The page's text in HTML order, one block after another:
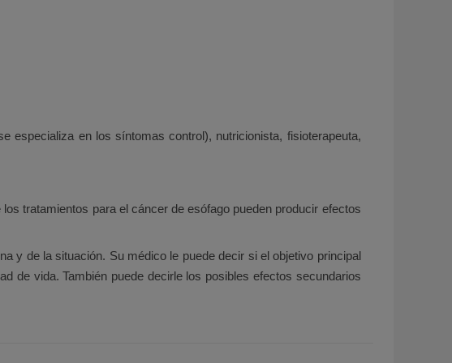
especializa en los síntomas control), nutricionista, fisioterapeuta,
tratamientos para el cáncer de esófago pueden producir efectos
y de la situación. Su médico le puede decir si el objetivo principal
de vida. También puede decirle los posibles efectos secundarios